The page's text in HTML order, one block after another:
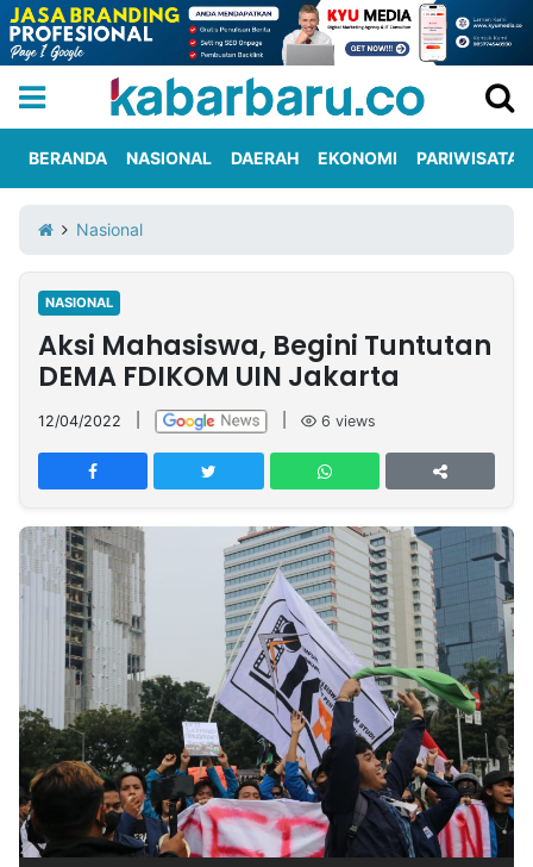
Iklan
Berita
Kami
Nasional
International
Olahraga
Entertainment
Daerah
Pariwisata
Kuliner
Kolom
Network
PT
TREETAN
MULTIMEDIA
INDONESIA
Partner
Insight
NTB
Suara
Time
Lens
IDN
Daily
Jogja
Jalan
Rakyat
Idealita
News
Kita
Notice
Dinamikapost.com
Radar
Baru
Seedbacklink
Follow
Kabarbaru
BERANDA NASIONAL DAERAH EKONOMI PARIWISATA
Nasional
NASIONAL
Aksi Mahasiswa, Begini Tuntutan
DEMA FDIKOM UIN Jakarta
12/04/2022 6 views